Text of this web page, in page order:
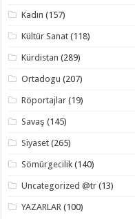
Kadın (157)
Kültür Sanat (118)
Kürdistan (289)
Ortadogu (207)
Röportajlar (19)
Savaş (145)
Siyaset (265)
Sömürgecilik (140)
Uncategorized @tr (13)
YAZARLAR (100)